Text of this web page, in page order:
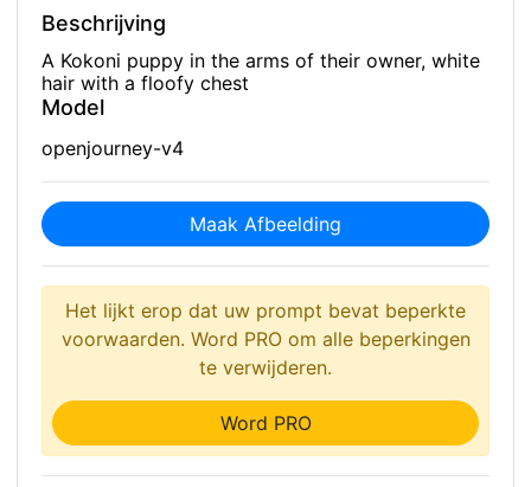
Beschrijving
A Kokoni puppy in the arms of their owner, white
hair with a floofy chest
Model
openjourney-v4
Maak Afbeelding
Het lijkt erop dat uw prompt bevat beperkte
voorwaarden. Word PRO om alle beperkingen
te verwijderen.
Word PRO